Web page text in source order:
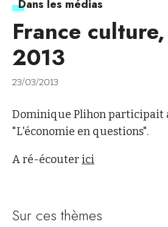
Dans les médias
France
2013
23/03/2013
Dominique Plihon participait
"L'économie en questions".
A ré-écouter ici
Sur ces thèmes